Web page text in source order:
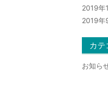
2019年
2019年
カテ
お知ら